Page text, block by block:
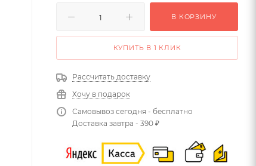
В КОРЗИНУ
КУПИТЬ В 1 КЛИК
Рассчитать доставку
Хочу в подарок
Самовывоз сегодня - бесплатно
Доставка завтра - 390 ₽